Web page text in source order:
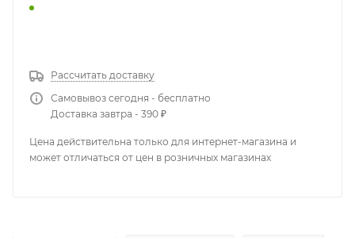
Рассчитать доставку
Самовывоз сегодня - бесплатно
Доставка завтра - 390 ₽
Цена действительна только для интернет-магазина и
может отличаться от цен в розничных магазинах